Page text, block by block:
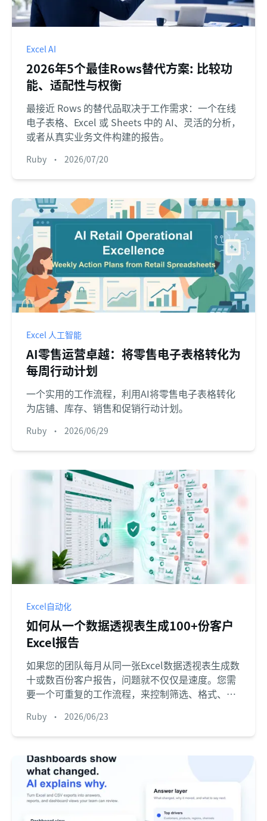
Excel AI
2026年5个最佳Rows替代方案: 比较功
能、适配性与权衡
最接近 Rows 的替代品取决于工作需求：一个在线
电子表格、Excel 或 Sheets 中的 AI、灵活的分析，
或者从真实业务文件构建的报告。
Ruby • 2026/07/20
Excel 人工智能
AI零售运营卓越：将零售电子表格转化为
每周行动计划
一个实用的工作流程，利用AI将零售电子表格转化
为店铺、库存、销售和促销行动计划。
Ruby • 2026/06/29
Excel自动化
如何从一个数据透视表生成100+份客户
Excel报告
如果您的团队每月从同一张Excel数据透视表生成数
十或数百份客户报告，问题就不仅仅是速度。您需
要一个可重复的工作流程，来控制筛选、格式、审
Ruby • 2026/06/23